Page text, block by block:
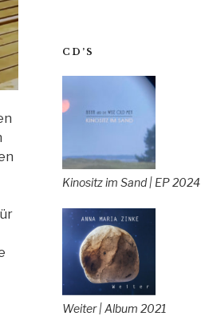
CD’S
Kinositz im Sand | EP 2024
Weiter | Album 2021